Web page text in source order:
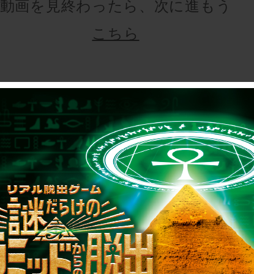
動画を見終わったら、次に進もう
こちら
制作のご相談、コラボレーションなど、